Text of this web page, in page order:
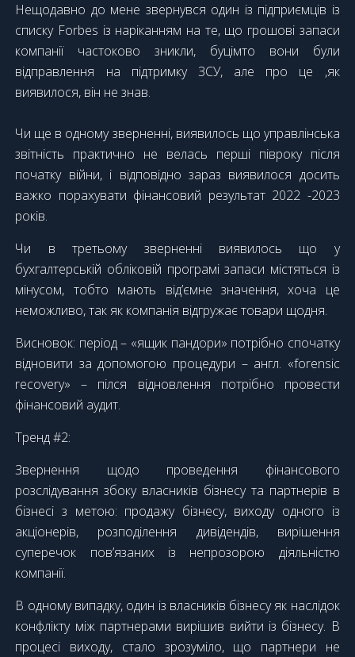
Нещодавно до мене звернувся один із підприємців із
списку Forbes із наріканням на те, що грошові запаси
компанії частоково зникли, буцімто вони були
відправлення на підтримку ЗСУ, але про це ,як
виявилося, він не знав.
Чи ще в одному зверненні, виявилось що управлінська
звітність практично не велась перші півроку після
початку війни, і відповідно зараз виявилося досить
важко порахувати фінансовий результат 2022 -2023
років.
Чи в третьому зверненні виявилось що у
бухгалтерській обліковій програмі запаси містяться із
мінусом, тобто мають від’ємне значення, хоча це
неможливо, так як компанія відгружає товари щодня.
Висновок: період – «ящик пандори» потрібно спочатку
відновити за допомогою процедури – англ. «forensic
recovery» – пілся відновлення потрібно провести
фінансовий аудит.
Тренд #2:
Звернення щодо проведення фінансового
розслідування збоку власників бізнесу та партнерів в
бізнесі з метою: продажу бізнесу, виходу одного із
акціонерів, розподілення дивідендів, вирішення
суперечок пов’язаних із непрозорою діяльністю
компанії.
В одному випадку, один із власників бізнесу як наслідок
конфлікту між партнерами вирішив вийти із бізнесу. В
процесі виходу, стало зрозуміло, що партнери не